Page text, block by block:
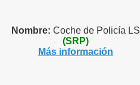
Nombre: Coche de Policía LS
(SRP)
Más información